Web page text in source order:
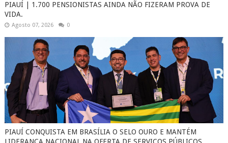
PIAUÍ | 1.700 PENSIONISTAS AINDA NÃO FIZERAM PROVA DE
VIDA.
Agosto 07, 2026 0
PIAUÍ CONQUISTA EM BRASÍLIA O SELO OURO E MANTÉM